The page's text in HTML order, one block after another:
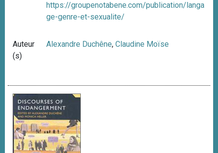
https://groupenotabene.com/publication/langa
ge-genre-et-sexualite/
Auteur
(s)
Alexandre Duchêne,Claudine Moïse